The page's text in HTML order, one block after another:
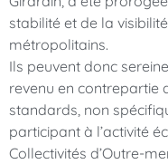
stabilité et de la
métropolitains.
Ils peuvent donc
revenu en contrepartie
standards, non
participant à l’activité
Collectivités d’Outre-